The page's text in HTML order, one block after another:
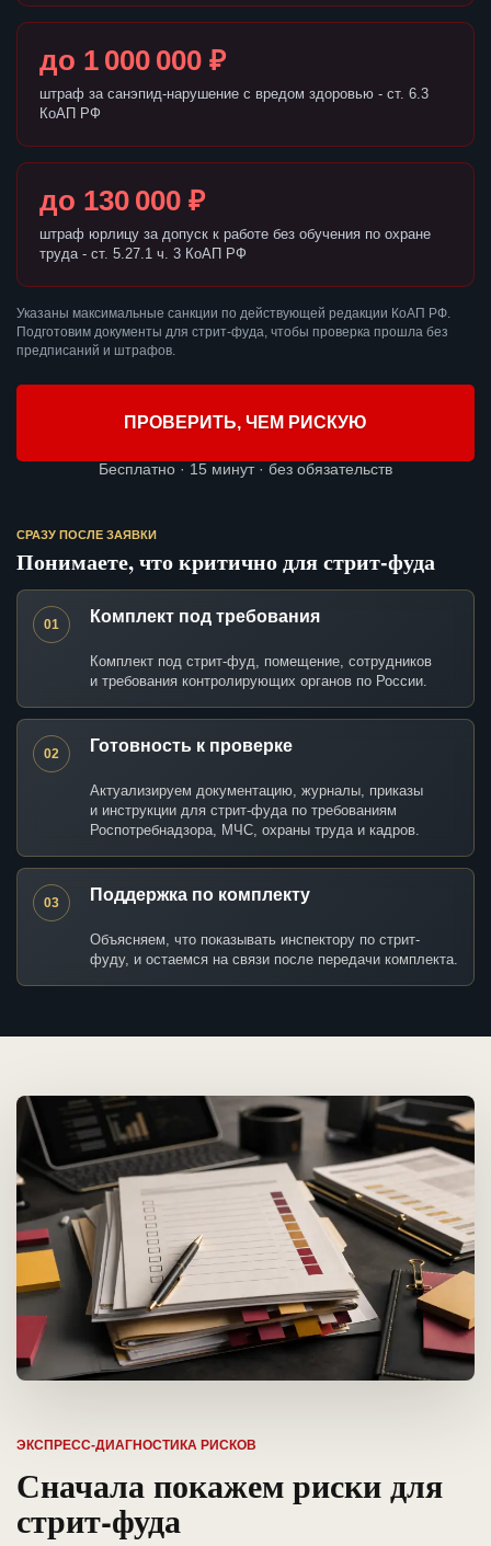
до 1 000 000 ₽
штраф за санэпид-нарушение с вредом здоровью - ст. 6.3
КоАП РФ
до 130 000 ₽
штраф юрлицу за допуск к работе без обучения по охране
труда - ст. 5.27.1 ч. 3 КоАП РФ
Указаны максимальные санкции по действующей редакции КоАП РФ.
Подготовим документы для стрит-фуда, чтобы проверка прошла без
предписаний и штрафов.
ПРОВЕРИТЬ, ЧЕМ РИСКУЮ
Бесплатно · 15 минут · без обязательств
СРАЗУ ПОСЛЕ ЗАЯВКИ
Понимаете, что критично для стрит-фуда
01 Комплект под требования
Комплект под стрит-фуд, помещение, сотрудников
и требования контролирующих органов по России.
02 Готовность к проверке
Актуализируем документацию, журналы, приказы
и инструкции для стрит-фуда по требованиям
Роспотребнадзора, МЧС, охраны труда и кадров.
03 Поддержка по комплекту
Объясняем, что показывать инспектору по стрит-
фуду, и остаемся на связи после передачи комплекта.
ЭКСПРЕСС-ДИАГНОСТИКА РИСКОВ
Сначала покажем риски для
стрит-фуда